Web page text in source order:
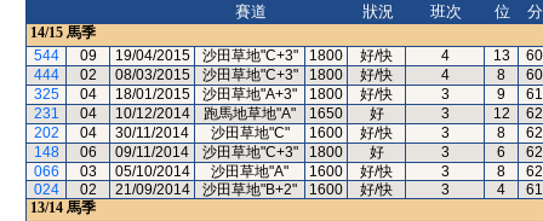
賽道
狀況
班次
位
分
14/15 馬季
544
09 19/04/2015 沙田草地"C+3" 1800 好/快 4 13
60
444
02 08/03/2015 沙田草地"C+3" 1800 好/快 4 8
60
325
04 18/01/2015 沙田草地"A+3" 1800 好/快 3 9
61
231
04 10/12/2014 跑馬地草地"A" 1650 好 3 12
62
202
04 30/11/2014 沙田草地"C" 1600 好/快 3 8
62
148
06 09/11/2014 沙田草地"C+3" 1800 好 3 6
62
066
03 05/10/2014 沙田草地"A" 1600 好/快 3 8
62
024
02 21/09/2014 沙田草地"B+2" 1600 好/快 3 4
61
13/14 馬季